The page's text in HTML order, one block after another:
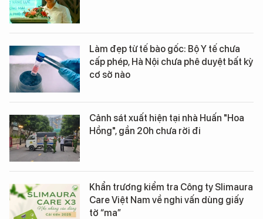
Làm đẹp từ tế bào gốc: Bộ Y tế chưa
cấp phép, Hà Nội chưa phê duyệt bất kỳ
cơ sở nào
Cảnh sát xuất hiện tại nhà Huấn "Hoa
Hồng", gần 20h chưa rời đi
Khẩn trương kiểm tra Công ty Slimaura
Care Việt Nam về nghi vấn dùng giấy
tờ “ma”